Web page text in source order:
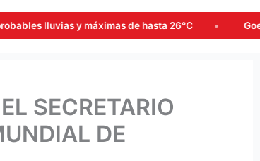
de hasta 26°C Goerling, Arce y
SECRETARIO
DE